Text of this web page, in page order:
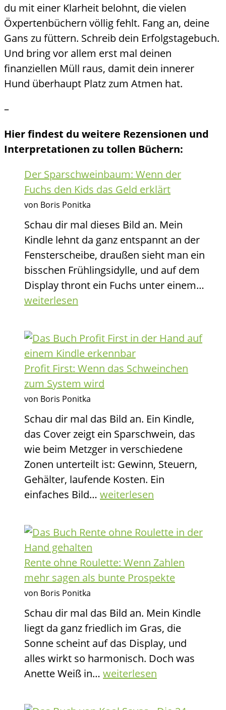
du mit einer Klarheit belohnt, die vielen
Öxpertenbüchern völlig fehlt. Fang an, deine
Gans zu füttern. Schreib dein Erfolgstagebuch.
Und bring vor allem erst mal deinen
finanziellen Müll raus, damit dein innerer
Hund überhaupt Platz zum Atmen hat.
–
Hier findest du weitere Rezensionen und
Interpretationen zu tollen Büchern:
Der Sparschweinbaum: Wenn der
Fuchs den Kids das Geld erklärt
von Boris Ponitka
Schau dir mal dieses Bild an. Mein
Kindle lehnt da ganz entspannt an der
Fensterscheibe, draußen sieht man ein
bisschen Frühlingsidylle, und auf dem
Display thront ein Fuchs unter einem…
weiterlesen
Profit First: Wenn das Schweinchen
zum System wird
von Boris Ponitka
Schau dir mal das Bild an. Ein Kindle,
das Cover zeigt ein Sparschwein, das
wie beim Metzger in verschiedene
Zonen unterteilt ist: Gewinn, Steuern,
Gehälter, laufende Kosten. Ein
einfaches Bild… Profit
das
zum
System
weiterlesen
Rente ohne Roulette: Wenn Zahlen
mehr sagen als bunte Prospekte
von Boris Ponitka
Schau dir mal das Bild an. Mein Kindle
liegt da ganz friedlich im Gras, die
Sonne scheint auf das Display, und
alles wirkt so harmonisch. Doch was
Anette Weiß in… Rente
weiterlesen